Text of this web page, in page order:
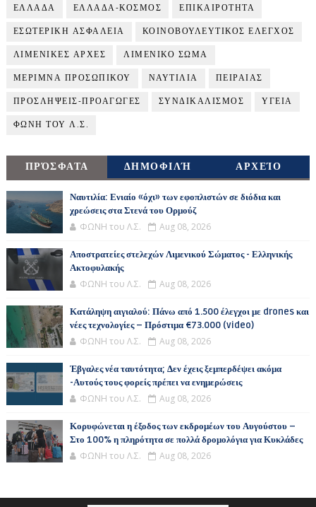
ΕΛΛΑΔΑ ΕΛΛΑΔΑ-ΚΟΣΜΟΣ ΕΠΙΚΑΙΡΟΤΗΤΑ
ΕΣΩΤΕΡΙΚΗ ΑΣΦΑΛΕΙΑ ΚΟΙΝΟΒΟΥΛΕΥΤΙΚΟΣ ΕΛΕΓΧΟΣ
ΛΙΜΕΝΙΚΕΣ ΑΡΧΕΣ ΛΙΜΕΝΙΚΟ ΣΩΜΑ
ΜΕΡΙΜΝΑ ΠΡΟΣΩΠΙΚΟΥ ΝΑΥΤΙΛΙΑ ΠΕΙΡΑΙΑΣ
ΠΡΟΣΛΗΨΕΙΣ-ΠΡΟΑΓΩΓΕΣ ΣΥΝΔΙΚΑΛΙΣΜΟΣ ΥΓΕΙΑ
ΦΩΝΗ ΤΟΥ Λ.Σ.
ΠΡΌΣΦΑΤΑ ΔΗΜΟΦΙΛΉ ΑΡΧΕΊΟ
Ναυτιλία: Ενιαίο «όχι» των εφοπλιστών σε διόδια και
χρεώσεις στα Στενά του Ορμούζ
ΦΩΝΗ του Λ.Σ. Aug 08, 2026
Αποστρατείες στελεχών Λιμενικού Σώματος - Ελληνικής
Ακτοφυλακής
ΦΩΝΗ του Λ.Σ. Aug 08, 2026
Κατάληψη αιγιαλού: Πάνω από 1.500 έλεγχοι με drones και
νέες τεχνολογίες – Πρόστιμα €73.000 (video)
ΦΩΝΗ του Λ.Σ. Aug 08, 2026
Έβγαλες νέα ταυτότητα; Δεν έχεις ξεμπερδέψει ακόμα
-Αυτούς τους φορείς πρέπει να ενημερώσεις
ΦΩΝΗ του Λ.Σ. Aug 08, 2026
Κορυφώνεται η έξοδος των εκδρομέων του Αυγούστου –
Στο 100% η πληρότητα σε πολλά δρομολόγια για Κυκλάδες
ΦΩΝΗ του Λ.Σ. Aug 08, 2026